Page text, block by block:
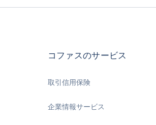
コファスのサービス
取引信用保険
企業情報サービス